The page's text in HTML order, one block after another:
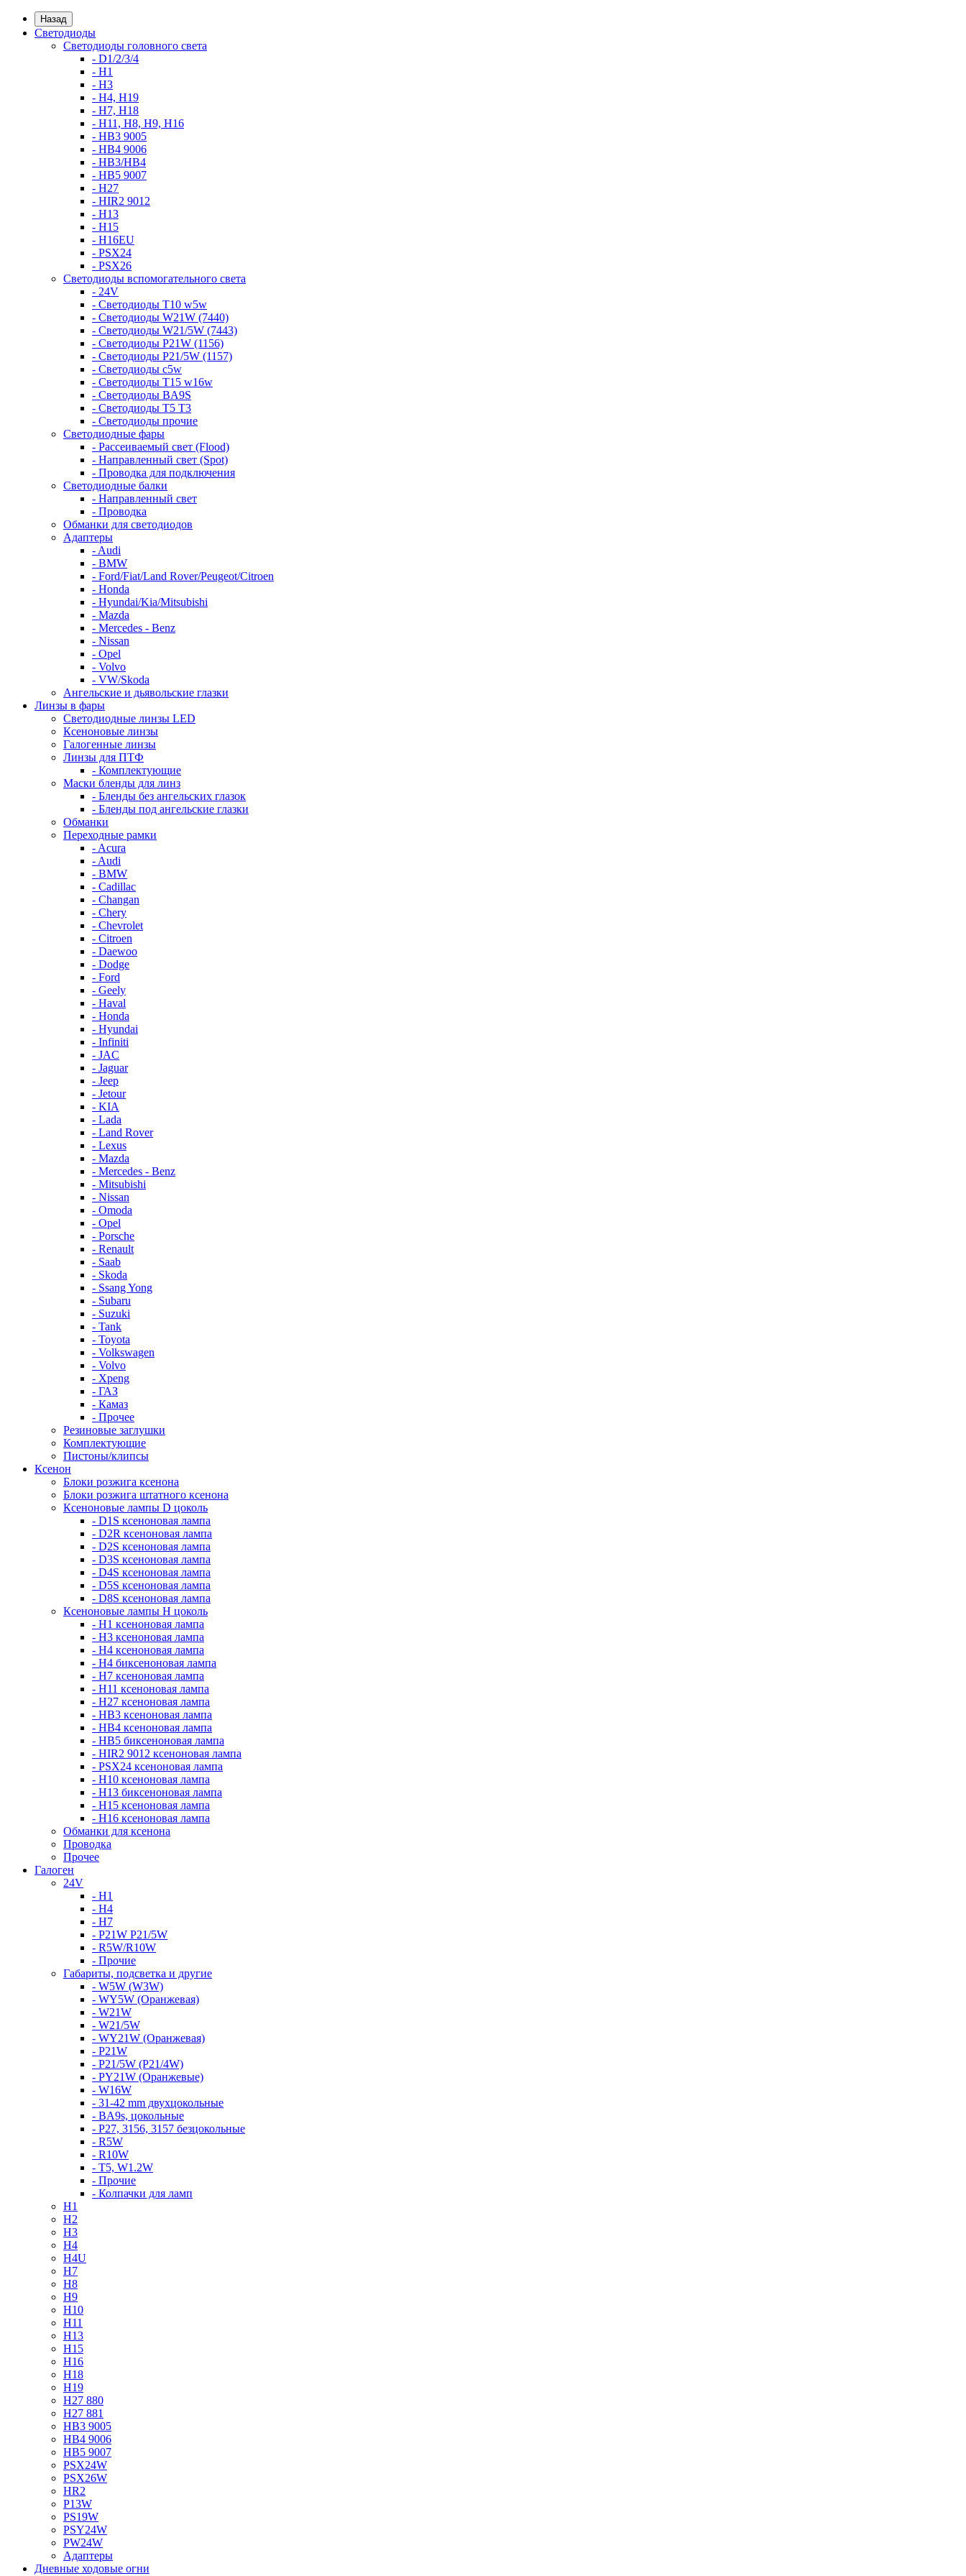
Назад
Светодиоды
Светодиоды головного света
- D1/2/3/4
- H1
- H3
- H4, H19
- H7, H18
- H11, H8, H9, H16
- HB3 9005
- HB4 9006
- HB3/HB4
- HB5 9007
- H27
- HIR2 9012
- H13
- H15
- H16EU
- PSX24
- PSX26
Светодиоды вспомогательного света
- 24V
- Светодиоды T10 w5w
- Светодиоды W21W (7440)
- Светодиоды W21/5W (7443)
- Светодиоды P21W (1156)
- Светодиоды P21/5W (1157)
- Светодиоды c5w
- Светодиоды T15 w16w
- Светодиоды BA9S
- Светодиоды T5 T3
- Светодиоды прочие
Светодиодные фары
- Рассеиваемый свет (Flood)
- Направленный свет (Spot)
- Проводка для подключения
Светодиодные балки
- Направленный свет
- Проводка
Обманки для светодиодов
Адаптеры
- Audi
- BMW
- Ford/Fiat/Land Rover/Peugeot/Citroen
- Honda
- Hyundai/Kia/Mitsubishi
- Mazda
- Mercedes - Benz
- Nissan
- Opel
- Volvo
- VW/Skoda
Ангельские и дьявольские глазки
Линзы в фары
Светодиодные линзы LED
Ксеноновые линзы
Галогенные линзы
Линзы для ПТФ
- Комплектующие
Маски бленды для линз
- Бленды без ангельских глазок
- Бленды под ангельские глазки
Обманки
Переходные рамки
- Acura
- Audi
- BMW
- Cadillac
- Changan
- Chery
- Chevrolet
- Citroen
- Daewoo
- Dodge
- Ford
- Geely
- Haval
- Honda
- Hyundai
- Infiniti
- JAC
- Jaguar
- Jeep
- Jetour
- KIA
- Lada
- Land Rover
- Lexus
- Mazda
- Mercedes - Benz
- Mitsubishi
- Nissan
- Omoda
- Opel
- Porsche
- Renault
- Saab
- Skoda
- Ssang Yong
- Subaru
- Suzuki
- Tank
- Toyota
- Volkswagen
- Volvo
- Xpeng
- ГАЗ
- Камаз
- Прочее
Резиновые заглушки
Комплектующие
Пистоны/клипсы
Ксенон
Блоки розжига ксенона
Блоки розжига штатного ксенона
Ксеноновые лампы D цоколь
- D1S ксеноновая лампа
- D2R ксеноновая лампа
- D2S ксеноновая лампа
- D3S ксеноновая лампа
- D4S ксеноновая лампа
- D5S ксеноновая лампа
- D8S ксеноновая лампа
Ксеноновые лампы Н цоколь
- H1 ксеноновая лампа
- H3 ксеноновая лампа
- H4 ксеноновая лампа
- H4 биксеноновая лампа
- H7 ксеноновая лампа
- H11 ксеноновая лампа
- H27 ксеноновая лампа
- HB3 ксеноновая лампа
- HB4 ксеноновая лампа
- HB5 биксеноновая лампа
- HIR2 9012 ксеноновая лампа
- PSX24 ксеноновая лампа
- H10 ксеноновая лампа
- H13 биксеноновая лампа
- H15 ксеноновая лампа
- H16 ксеноновая лампа
Обманки для ксенона
Проводка
Прочее
Галоген
24V
- H1
- H4
- H7
- P21W P21/5W
- R5W/R10W
- Прочие
Габариты, подсветка и другие
- W5W (W3W)
- WY5W (Оранжевая)
- W21W
- W21/5W
- WY21W (Оранжевая)
- P21W
- P21/5W (P21/4W)
- PY21W (Оранжевые)
- W16W
- 31-42 mm двухцокольные
- BA9s, цокольные
- P27, 3156, 3157 безцокольные
- R5W
- R10W
- T5, W1.2W
- Прочие
- Колпачки для ламп
H1
H2
H3
H4
H4U
H7
H8
H9
H10
H11
H13
H15
H16
H18
H19
H27 880
H27 881
HB3 9005
HB4 9006
HB5 9007
PSX24W
PSX26W
HR2
P13W
PS19W
PSY24W
PW24W
Адаптеры
Дневные ходовые огни